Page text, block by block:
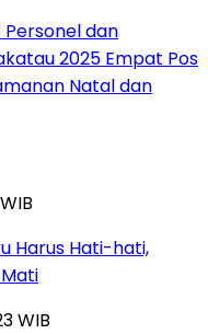
Personel dan
2025 Empat Pos
Natal dan
Harus Hati-hati,
WIB